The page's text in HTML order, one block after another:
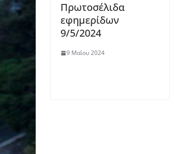
Πρωτοσέλιδα
εφημερίδων
9/5/2024
9 Μαΐου 2024